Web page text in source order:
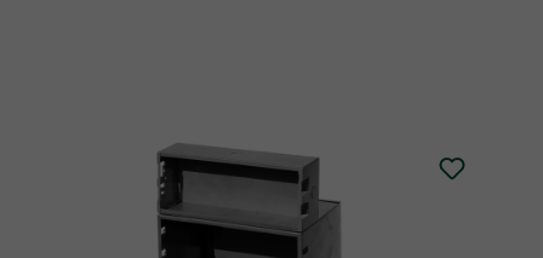
platina fedlap áll rendelkezésre (fedlap
impregnálását javasolja (ez felár